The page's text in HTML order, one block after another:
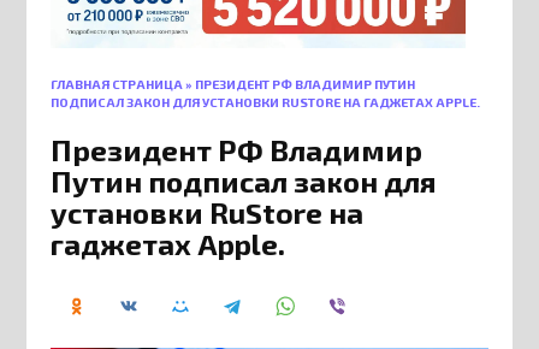
ГЛАВНАЯ СТРАНИЦА » ПРЕЗИДЕНТ РФ ВЛАДИМИР ПУТИН
ПОДПИСАЛ ЗАКОН ДЛЯ УСТАНОВКИ RUSTORE НА ГАДЖЕТАХ APPLE.
Президент РФ Владимир
Путин подписал закон для
установки RuStore на
гаджетах Apple.